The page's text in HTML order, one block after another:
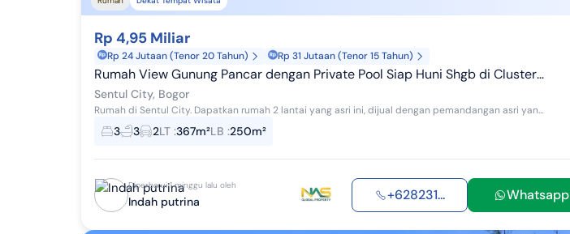
Rp 4,95 Miliar
Rp 24 Jutaan (Tenor 20 Tahun) Rp 31 Jutaan (Tenor 15 Tahun)
Rumah View Gunung Pancar dengan Private Pool Siap Huni Shgb di Cluster Bali Hill Sentul City Bogor
Sentul City, Bogor
Rumah di Sentul City. Dapatkan rumah 2 lantai yang asri ini, dijual dengan pemandangan asri yang menambah nilai estetika di lingkungan hunian. Ru...
3 3 2LT :367m²LB :250m²
Diperbarui 1 minggu lalu oleh
Indah putrina +628231... Whatsapp